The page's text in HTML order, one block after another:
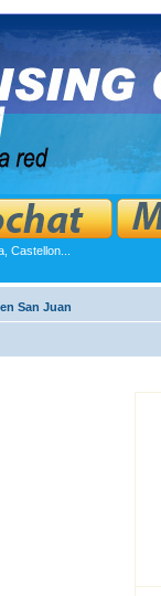
Castellon...
San Juan